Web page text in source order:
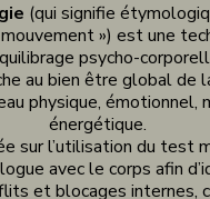
(qui signifie
») est une
psycho-
au bien être global de
physique, émotionnel,
énergétique.
sur l’utilisation du test
avec le corps afin
et blocages internes,